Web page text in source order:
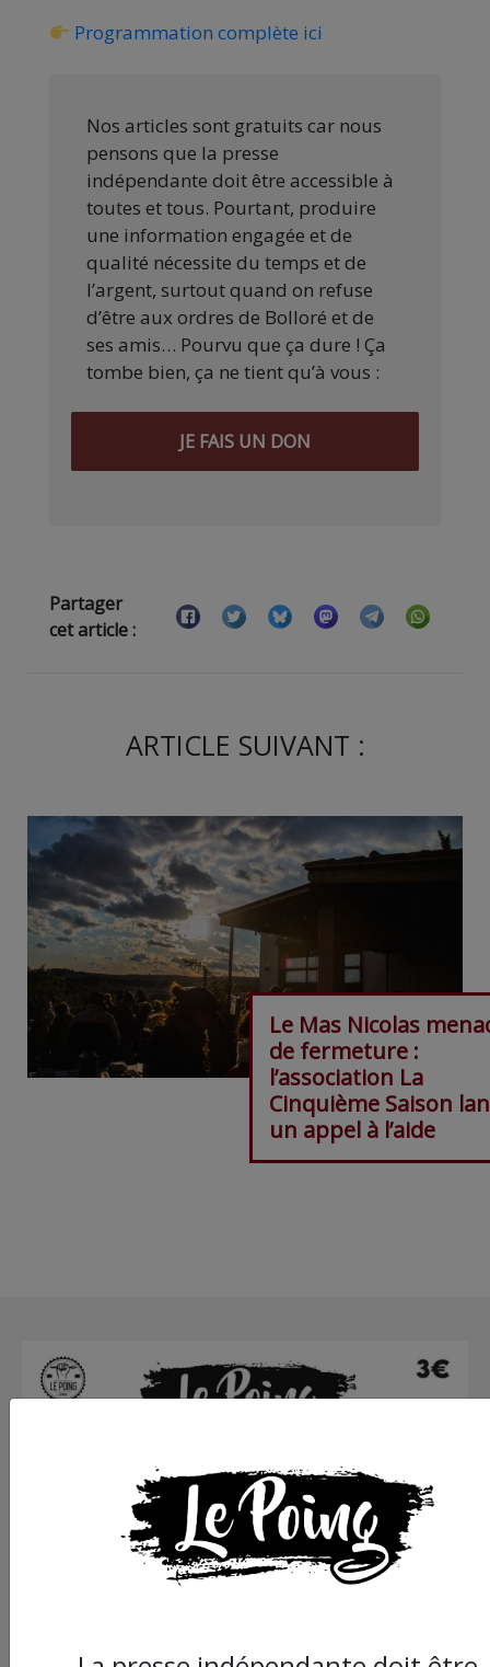
Programmation complète ici
Nos articles sont gratuits car nous
pensons que la presse
indépendante doit être accessible à
toutes et tous. Pourtant, produire
une information engagée et de
qualité nécessite du temps et de
l’argent, surtout quand on refuse
d’être aux ordres de Bolloré et de
ses amis… Pourvu que ça dure ! Ça
tombe bien, ça ne tient qu’à vous :
JE FAIS UN DON
Partager
cet article :
ARTICLE SUIVANT :
Le Mas Nicolas
de fermeture :
l’association La
Cinquième Saison
un appel à l’aide